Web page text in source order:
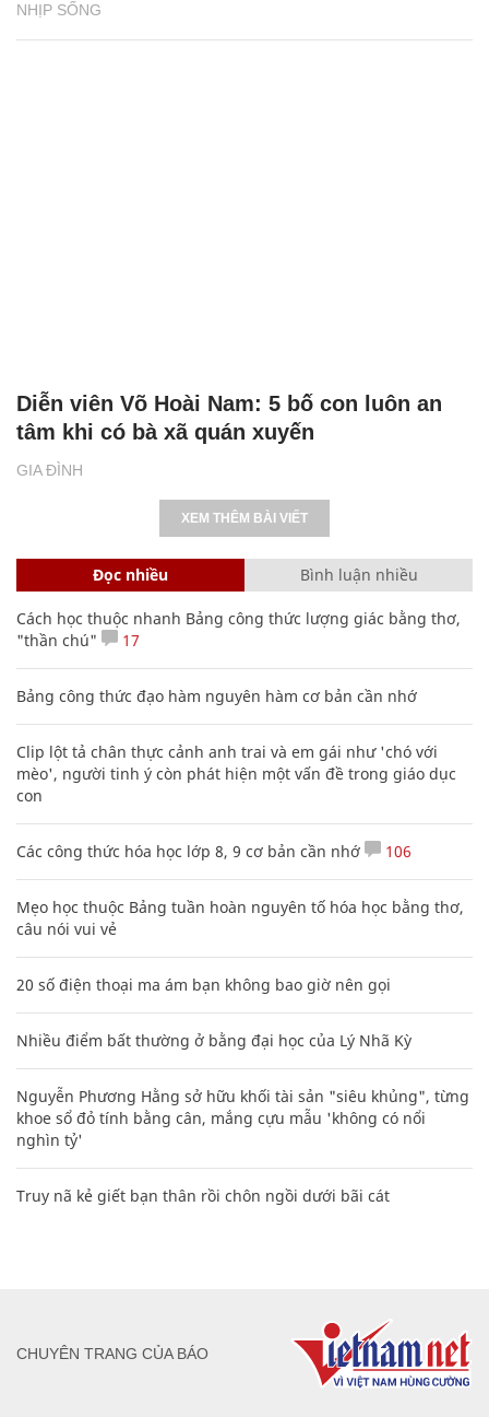
NHỊP SỐNG
GIA ĐÌNH
Diễn viên Võ Hoài Nam: 5 bố con luôn an
tâm khi có bà xã quán xuyến
XEM THÊM BÀI VIẾT
Đọc nhiều Bình luận nhiều
Cách học thuộc nhanh Bảng công thức lượng giác bằng thơ,
"thần chú"
17
Bảng công thức đạo hàm nguyên hàm cơ bản cần nhớ
Clip lột tả chân thực cảnh anh trai và em gái như 'chó với
mèo', người tinh ý còn phát hiện một vấn đề trong giáo dục
con
Các công thức hóa học lớp 8, 9 cơ bản cần nhớ 106
Mẹo học thuộc Bảng tuần hoàn nguyên tố hóa học bằng thơ,
câu nói vui vẻ
20 số điện thoại ma ám bạn không bao giờ nên gọi
Nhiều điểm bất thường ở bằng đại học của Lý Nhã Kỳ
Nguyễn Phương Hằng sở hữu khối tài sản "siêu khủng", từng
khoe sổ đỏ tính bằng cân, mắng cựu mẫu 'không có nổi
nghìn tỷ'
Truy nã kẻ giết bạn thân rồi chôn ngồi dưới bãi cát
CHUYÊN TRANG CỦA BÁO